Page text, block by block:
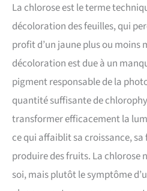
La chlorose est le terme
décoloration des feuilles, qui
profit d’un jaune plus ou moins
décoloration est due à un
pigment responsable de la
quantité suffisante de
transformer efficacement la
ce qui affaiblit sa croissance,
produire des fruits. La chlorose
soi, mais plutôt le symptôme